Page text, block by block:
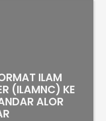
ILAM
(ILAMNC) KE
ALOR